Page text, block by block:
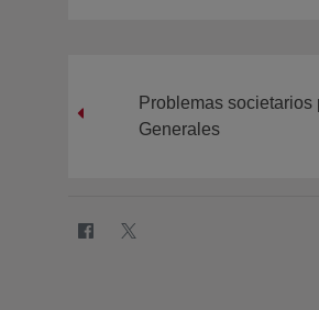
Problemas
Generales